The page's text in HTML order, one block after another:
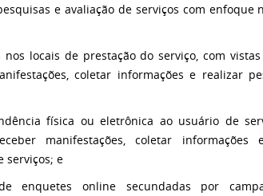
e avaliação de serviços com enfoque
nos locais de prestação do serviço, com
coletar informações e realizar
física ou eletrônica ao usuário de
manifestações, coletar informações
serviços; e
enquetes online secundadas por